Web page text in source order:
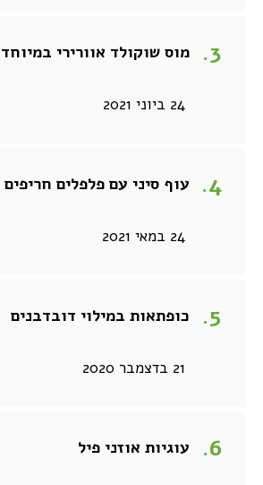
מוס שוקולד אוורירי במיוחד
24 ביוני 2021
עוף סיני עם פלפלים חריפים
24 במאי 2021
כופתאות במילוי דובדבנים
21 בדצמבר 2020
עוגיות אוזני פיל